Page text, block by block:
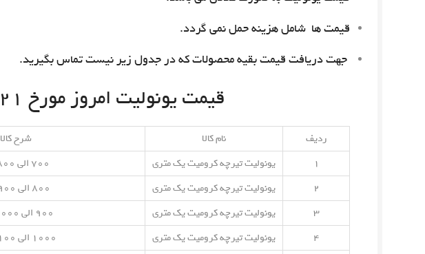
قیمت ها شامل هزینه حمل نمی گردد.
جهت دریافت قیمت بقیه محصولات که در جدول زیر نیست تماس بگیرید.
قیمت یونولیت امروز مورخ ۰۱/۰۴/۲۱
ردیف نام کالا شرح کالا
۱
یونولیت تیرچه کرومیت یک متری
۲
یونولیت تیرچه کرومیت یک متری ۸۰۰ الی ۹۰۰ گرم
۳
یونولیت تیرچه کرومیت یک متری ۹۰۰ الی ۱۰۰۰ گرم
۴
یونولیت تیرچه کرومیت یک متری ۱۰۰۰ الی ۱۱۰۰ گرم